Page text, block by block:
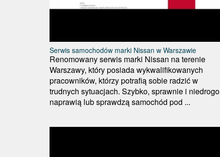
Serwis samochodów marki Nissan w Warszawie
Renomowany serwis marki Nissan na terenie
Warszawy, który posiada wykwalifikowanych
pracowników, którzy potrafią sobie radzić w
trudnych sytuacjach. Szybko, sprawnie i niedrogo
naprawią lub sprawdzą samochód pod ...